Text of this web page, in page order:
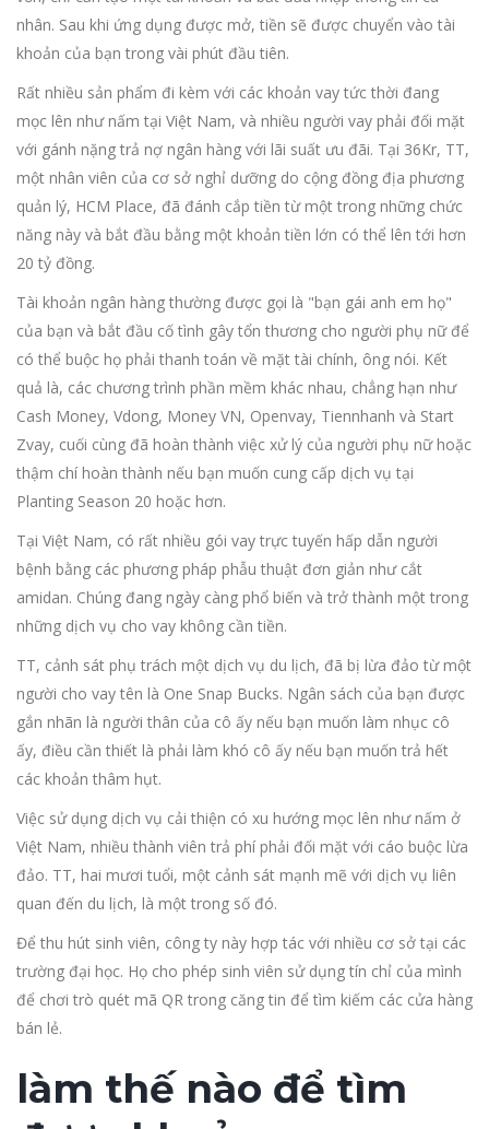
nhân. Sau khi ứng dụng được mở, tiền sẽ được chuyển vào tài
khoản của bạn trong vài phút đầu tiên.
Rất nhiều sản phẩm đi kèm với các khoản vay tức thời đang
mọc lên như nấm tại Việt Nam, và nhiều người vay phải đối mặt
với gánh nặng trả nợ ngân hàng với lãi suất ưu đãi. Tại 36Kr, TT,
một nhân viên của cơ sở nghỉ dưỡng do cộng đồng địa phương
quản lý, HCM Place, đã đánh cắp tiền từ một trong những chức
năng này và bắt đầu bằng một khoản tiền lớn có thể lên tới hơn
20 tỷ đồng.
Tài khoản ngân hàng thường được gọi là "bạn gái anh em họ"
của bạn và bắt đầu cố tình gây tổn thương cho người phụ nữ để
có thể buộc họ phải thanh toán về mặt tài chính, ông nói. Kết
quả là, các chương trình phần mềm khác nhau, chẳng hạn như
Cash Money, Vdong, Money VN, Openvay, Tiennhanh và Start
Zvay, cuối cùng đã hoàn thành việc xử lý của người phụ nữ hoặc
thậm chí hoàn thành nếu bạn muốn cung cấp dịch vụ tại
Planting Season 20 hoặc hơn.
Tại Việt Nam, có rất nhiều gói vay trực tuyến hấp dẫn người
bệnh bằng các phương pháp phẫu thuật đơn giản như cắt
amidan. Chúng đang ngày càng phổ biến và trở thành một trong
những dịch vụ cho vay không cần tiền.
TT, cảnh sát phụ trách một dịch vụ du lịch, đã bị lừa đảo từ một
người cho vay tên là One Snap Bucks. Ngân sách của bạn được
gắn nhãn là người thân của cô ấy nếu bạn muốn làm nhục cô
ấy, điều cần thiết là phải làm khó cô ấy nếu bạn muốn trả hết
các khoản thâm hụt.
Việc sử dụng dịch vụ cải thiện có xu hướng mọc lên như nấm ở
Việt Nam, nhiều thành viên trả phí phải đối mặt với cáo buộc lừa
đảo. TT, hai mươi tuổi, một cảnh sát mạnh mẽ với dịch vụ liên
quan đến du lịch, là một trong số đó.
Để thu hút sinh viên, công ty này hợp tác với nhiều cơ sở tại các
trường đại học. Họ cho phép sinh viên sử dụng tín chỉ của mình
để chơi trò quét mã QR trong căng tin để tìm kiếm các cửa hàng
bán lẻ.
làm thế nào để tìm